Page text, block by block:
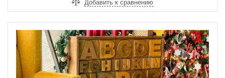
Добавить к сравнению